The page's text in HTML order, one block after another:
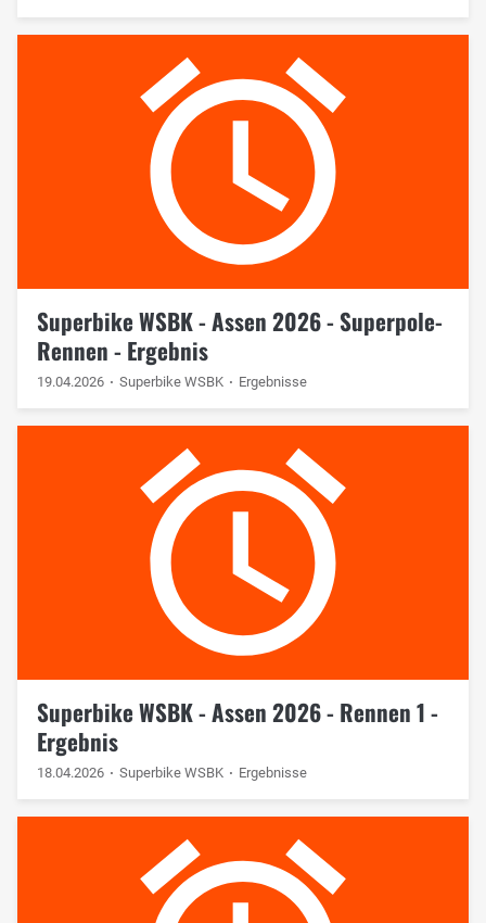
Superbike WSBK - Assen 2026 - Superpole-
Rennen - Ergebnis
19.04.2026 Superbike WSBK Ergebnisse
Superbike WSBK - Assen 2026 - Rennen 1 -
Ergebnis
18.04.2026 Superbike WSBK Ergebnisse